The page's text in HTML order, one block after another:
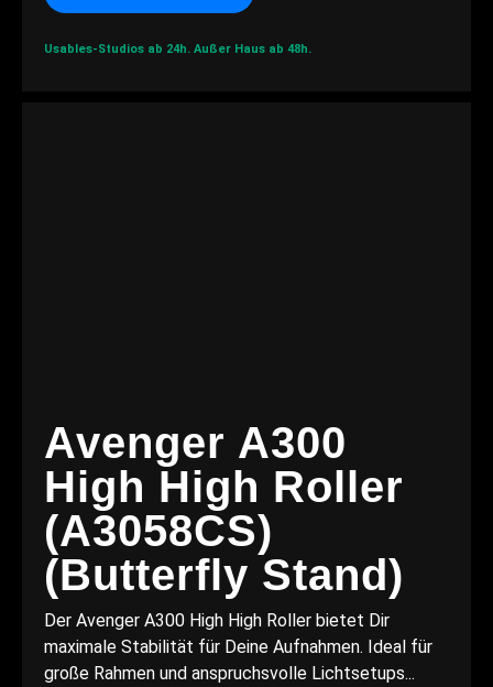
Usables-Studios ab 24h. Außer Haus ab 48h.
Avenger A300
High High Roller
(A3058CS)
(Butterfly Stand)
Der Avenger A300 High High Roller bietet Dir
maximale Stabilität für Deine Aufnahmen. Ideal für
große Rahmen und anspruchsvolle Lichtsetups...